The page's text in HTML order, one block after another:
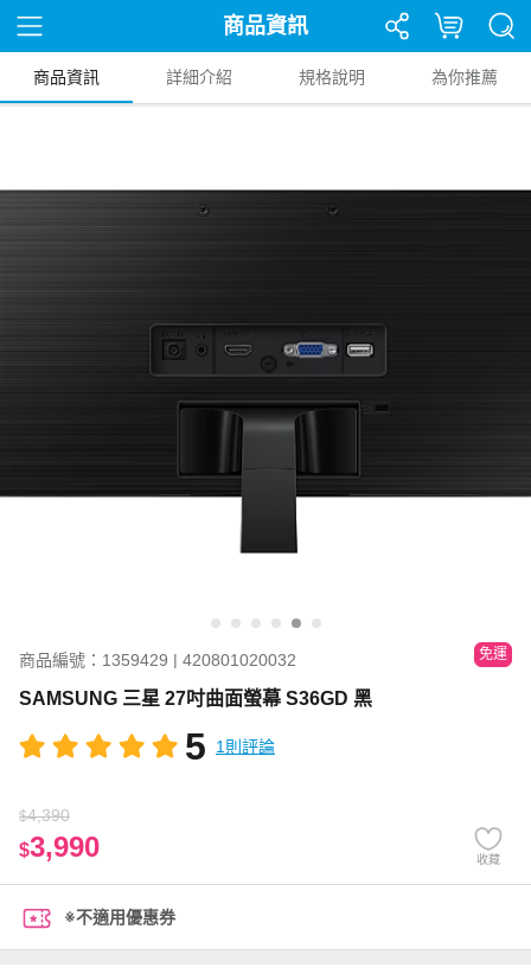
商品資訊
商品資訊 詳細介紹 規格說明 為你推薦
商品編號：1359429 | 420801020032 免運
SAMSUNG 三星 27吋曲面螢幕 S36GD 黑
5 1則評論
$4,390
$3,990 收藏
※不適用優惠券